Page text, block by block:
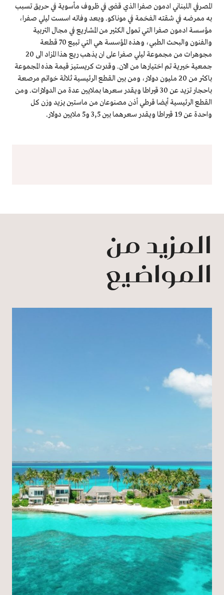
المصرفي اللبناني ادمون صفرا الذي قضى في ظروف مأسوية في حريق تسبب
به ممرضه في شقته الفخمة في موناكو. وبعد وفاته اسست ليلي صفرا،
مؤسسة ادمون صفرا التي تمول الكثير من المشاريع في مجال التربية
والفنون والبحث الطبي، وهذه المؤسسة هي التي تبيع 70 قطعة
مجوهرات من مجموعة ليلي صفرا على ان يذهب ريع هذا المزاد الى 20
جمعية خيرية تم اختيارها من الان. وقدرت كريستيز قيمة هذه المجموعة
باكثر من 20 مليون دولار، ومن بين القطع الرئيسية ثلاثة خواتم مرصعة
باحجار تزيد عن 30 قيراطا ويقدر سعرها بملايين عدة من الدولارات. ومن
القطع الرئيسية أيضا قرطي أذن مصنوعان من ماستين يزيد وزن كل
واحدة عن 19 قيراطا ويقدر سعرهما بين 3,5 و5 ملايين دولار.
المزيد من
المواضيع